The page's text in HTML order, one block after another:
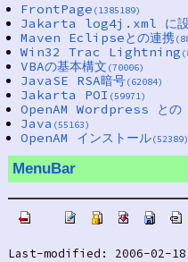
FrontPage (1385189)
Jakarta log4j.xml に設定
Maven Eclipseとの連携
Win32 Trac Lightning
VBAの基本構文 (70006)
JavaSE RSA暗号(62084)
Jakarta POI (59971)
OpenAM Wordpress との
Java (55163)
OpenAM インストール(52389)
MenuBar
Last-modified: 2006-02-